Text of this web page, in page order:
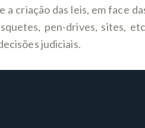
criação das leis, em face
pen-drives, sites,
judiciais.